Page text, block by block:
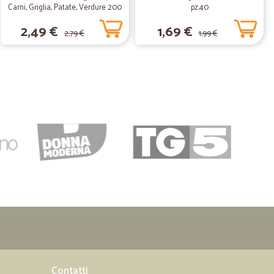
prezzi onesti, consegna veloce e lamerce è sempre ben
20/06/2020
Carni, Griglia, Patate, Verdure 200
2,49 € 2,79 €
pz.40
1,69 € 1,99 €